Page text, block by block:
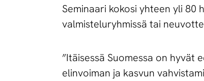
Seminaari kokosi yhteen yli
valmisteluryhmissä tai
”Itäisessä Suomessa on
elinvoiman ja kasvun